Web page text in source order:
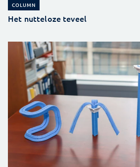
COLUMN
Het nutteloze teveel